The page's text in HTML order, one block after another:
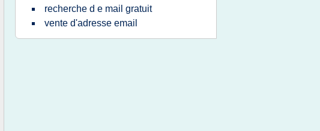
recherche d e mail gratuit
vente d'adresse email